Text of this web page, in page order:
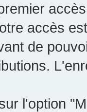
accès
de
l'option